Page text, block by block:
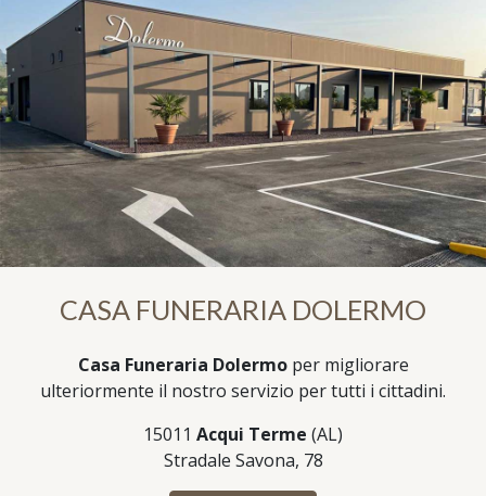
CASA FUNERARIA DOLERMO
Casa Funeraria Dolermoper migliorare
ulteriormente il nostro servizio per tutti i cittadini.
15011 Acqui Terme (AL)
Stradale Savona, 78